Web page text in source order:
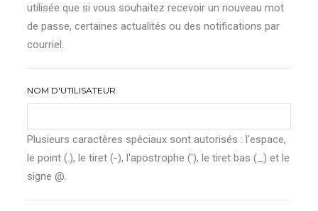
utilisée que si vous souhaitez recevoir un nouveau mot
de passe, certaines actualités ou des notifications par
courriel.
NOM D'UTILISATEUR
Plusieurs caractères spéciaux sont autorisés : l'espace,
le point (.), le tiret (-), l'apostrophe ('), le tiret bas (_) et le
signe @.